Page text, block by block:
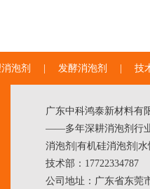
泡剂 发酵消泡剂 技
广东中科鸿泰新材料
——多年深耕消泡剂行业
消泡剂 有机硅消泡剂 水
技术部：17722334787
公司地址：广东省东莞